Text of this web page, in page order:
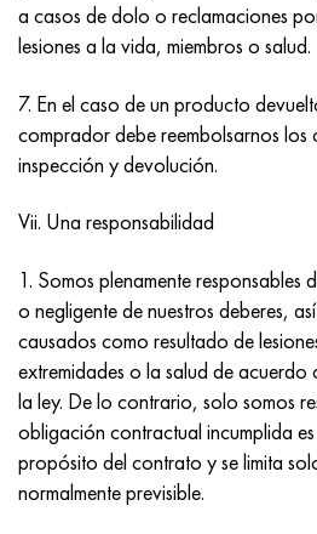
a casos de dolo o reclamaciones
lesiones a la vida, miembros o salud.
7. En el caso de un producto
comprador debe reembolsarnos los
inspección y devolución.
Vii. Una responsabilidad
1. Somos plenamente
o negligente de nuestros deberes,
causados como resultado de
extremidades o la salud de acuerdo
la ley. De lo contrario, solo somos
obligación contractual incumplida
propósito del contrato y se limita
normalmente previsible.